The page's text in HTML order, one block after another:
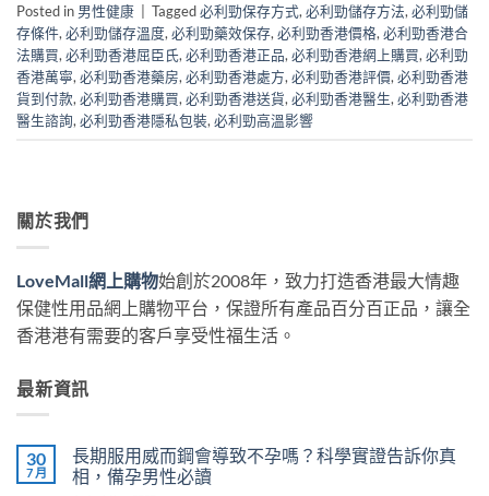
Posted in 男性健康 Tagged必利勁保存方式, 必利勁儲存方法, 必利勁儲
存條件, 必利勁儲存溫度, 必利勁藥效保存, 必利勁香港價格, 必利勁香港合
法購買, 必利勁香港屈臣氏, 必利勁香港正品, 必利勁香港網上購買, 必利勁
香港萬寧, 必利勁香港藥房, 必利勁香港處方, 必利勁香港評價, 必利勁香港
貨到付款, 必利勁香港購買, 必利勁香港送貨, 必利勁香港醫生, 必利勁香港
醫生諮詢, 必利勁香港隱私包裝, 必利勁高溫影響
關於我們
LoveMall網上購物始創於2008年，致力打造香港最大情趣
保健性用品網上購物平台，保證所有產品百分百正品，讓全
香港港有需要的客戶享受性福生活。
最新資訊
30
7 月
長期服用威而鋼會導致不孕嗎？科學實證告訴你真
相，備孕男性必讀